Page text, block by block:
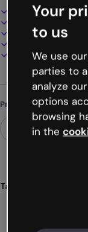
Design interativo
100% personalizável
Adicione áudio,
Baixe em PDF,
Procurando algo
Tags
Your
to us
We use
parties to
analyze
options
browsing
in the